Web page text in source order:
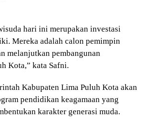
hari ini merupakan investasi
Mereka adalah calon pemimpin
melanjutkan pembangunan
Kota,” kata Safni.
Kabupaten Lima Puluh Kota akan
pendidikan keagamaan yang
karakter generasi muda.